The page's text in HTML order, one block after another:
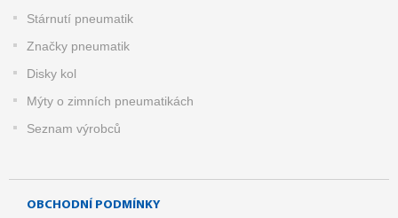
Stárnutí pneumatik
Značky pneumatik
Disky kol
Mýty o zimních pneumatikách
Seznam výrobců
OBCHODNÍ PODMÍNKY